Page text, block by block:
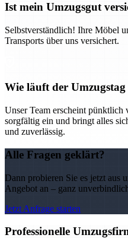
Ist mein Umzugsgut
Selbstverständlich! Ihre Möbel
Transports über uns versichert.
Wie läuft der Umzugstag
Unser Team erscheint pünktlich
sorgfältig ein und bringt alles
und zuverlässig.
Alle Fragen geklärt?
Dann probieren Sie es jetzt aus
Angebot an – ganz
Jetzt Anfrage starten
Professionelle